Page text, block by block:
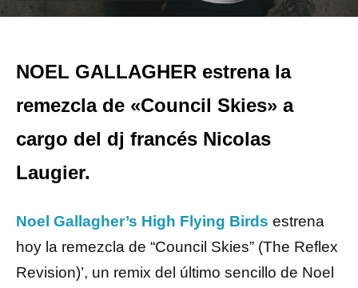
NOEL GALLAGHER estrena la
remezcla de «Council Skies» a
cargo del dj francés Nicolas
Laugier.
Noel Gallagher’s High Flying Birds estrena
hoy la remezcla de “Council Skies” (The Reflex
Revision)’, un remix del último sencillo de Noel